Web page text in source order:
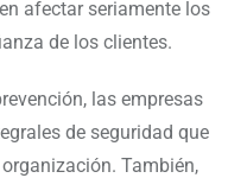
afectar seriamente los
de los clientes.
las empresas
de seguridad que
También,